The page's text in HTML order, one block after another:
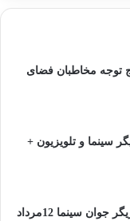
توجه مخاطبان فضای
سینما و تلویزیون +
درگذشت مریم همتیان بازیگر جوان سینما 12مرداد